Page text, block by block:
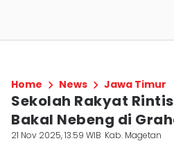
Home News Jawa Timur
Sekolah Rakyat
Bakal Nebeng di
21 Nov 2025, 13:59 WIB Kab. Magetan